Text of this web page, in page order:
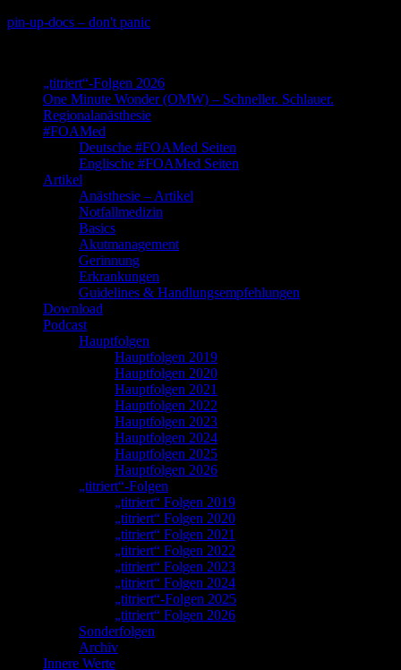
Skip
pin-up-docs – don't panic
„titriert“-Folgen 2026
One Minute Wonder (OMW) – Schneller. Schlauer.
Regionalanästhesie
#FOAMed
Deutsche #FOAMed Seiten
Englische #FOAMed Seiten
Artikel
Anästhesie – Artikel
Notfallmedizin
Basics
Akutmanagement
Gerinnung
Erkrankungen
Guidelines & Handlungsempfehlungen
Download
Podcast
Hauptfolgen
Hauptfolgen 2019
Hauptfolgen 2020
Hauptfolgen 2021
Hauptfolgen 2022
Hauptfolgen 2023
Hauptfolgen 2024
Hauptfolgen 2025
Hauptfolgen 2026
„titriert“-Folgen
„titriert“ Folgen 2019
„titriert“ Folgen 2020
„titriert“ Folgen 2021
„titriert“ Folgen 2022
„titriert“ Folgen 2023
„titriert“ Folgen 2024
„titriert“-Folgen 2025
„titriert“ Folgen 2026
Sonderfolgen
Archiv
Innere Werte